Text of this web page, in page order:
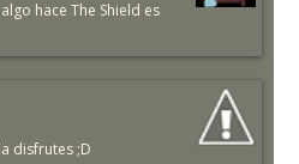
hace The Shield es
disfrutes ;D